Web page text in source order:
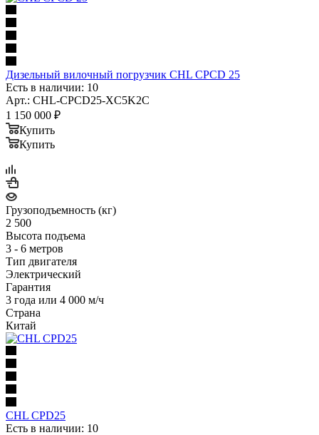
Дизельный вилочный погрузчик CHL CPCD 25
Есть в наличии: 10
Арт.: CHL-CPCD25-XC5K2C
1 150 000 ₽
Купить
Купить
Грузоподъемность (кг)
2 500
Высота подъема
3 - 6 метров
Тип двигателя
Электрический
Гарантия
3 года или 4 000 м/ч
Страна
Китай
CHL CPD25
Есть в наличии: 10